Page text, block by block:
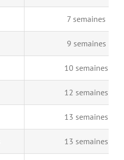
7 semaines
9 semaines
10 semaines
12 semaines
13 semaines
13 semaines